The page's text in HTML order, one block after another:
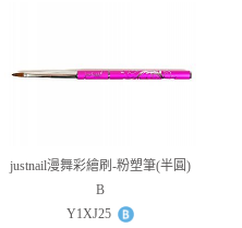
justnail漫舞彩繪刷-粉塑筆(半圓)
B
Y1XJ25